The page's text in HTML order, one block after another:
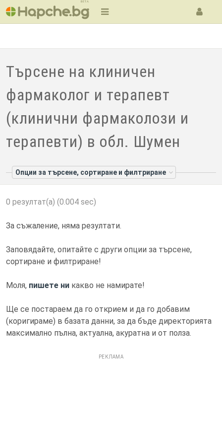
BETA
Търсене на клиничен
фармаколог и терапевт
(клинични фармаколози и
терапевти) в обл. Шумен
Опции за търсене, сортиране и филтриране
0 резултат(а) (0.004 sec)
За съжаление, няма резултати.
Заповядайте, опитайте с други опции за търсене,
сортиране и филтриране!
Моля, пишете ни какво не намирате!
Ще се постараем да го открием и да го добавим
(коригираме) в базата данни, за да бъде директорията
максимално пълна, актуална, акуратна и от полза.
РЕКЛАМА